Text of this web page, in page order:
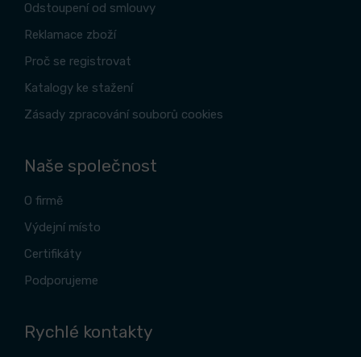
Odstoupení od smlouvy
Reklamace zboží
Proč se registrovat
Katalogy ke stažení
Zásady zpracování souborů cookies
Naše společnost
O firmě
Výdejní místo
Certifikáty
Podporujeme
Rychlé kontakty